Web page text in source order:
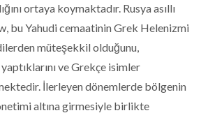
ortaya koymaktadır. Rusya asıllı
bu Yahudi cemaatinin Grek Helenizmi
müteşekkil olduğunu,
ve Grekçe isimler
İlerleyen dönemlerde bölgenin
altına girmesiyle birlikte